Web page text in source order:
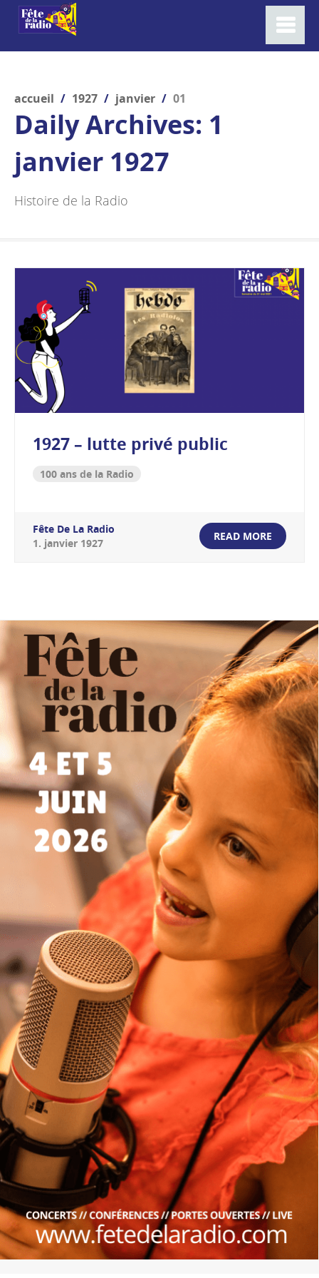
accueil / 1927 / janvier / 01
Daily Archives: 1
janvier 1927
Histoire de la Radio
1927 – lutte privé public
100 ans de la Radio
Fête De La Radio
1. janvier 1927
READ MORE